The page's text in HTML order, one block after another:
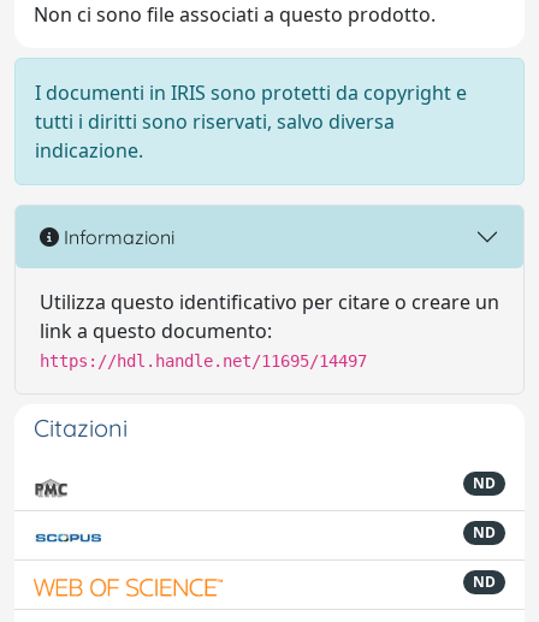
Non ci sono file associati a questo prodotto.
I documenti in IRIS sono protetti da copyright e
tutti i diritti sono riservati, salvo diversa
indicazione.
Informazioni
Utilizza questo identificativo per citare o creare un
link a questo documento:
https://hdl.handle.net/11695/14497
Citazioni
ND
ND
ND